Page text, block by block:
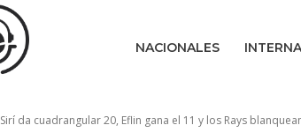
NACIONALES
Sirí da cuadrangular 20, Eflin gana el 11 y los Rays